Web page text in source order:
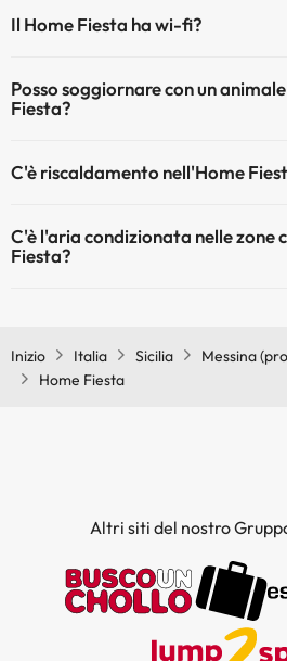
Il Home Fiesta ha wi-fi?
Posso soggiornare con un
Fiesta?
pagamento diretto in hotel). Verifica le
C'è riscaldamento nell'Home
C'è l'aria condizionata nelle zone
Fiesta?
Inizio Italia Sicilia Messina
Home Fiesta
Altri siti del nostro